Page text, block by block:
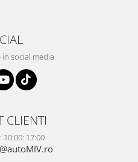
social media
CLIENTI
17:00